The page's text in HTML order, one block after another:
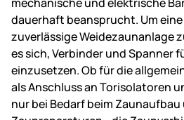
dauerhaft beansprucht. Um
zuverlässige Weidezaunanlage
es sich, Verbinder und Spanner
einzusetzen. Ob für die
als Anschluss an Torisolatoren
nur bei Bedarf beim Zaunaufbau